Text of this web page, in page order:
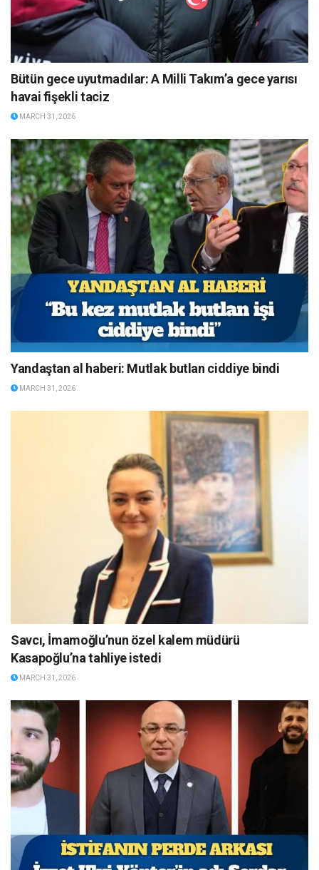
Bütün gece uyutmadılar: A Milli Takım’a gece yarısı
havai fişekli taciz
MARCH 31, 2026
Yandaştan al haberi: Mutlak butlan ciddiye bindi
MARCH 31, 2026
Savcı, İmamoğlu’nun özel kalem müdürü
Kasapoğlu’na tahliye istedi
MARCH 31, 2026